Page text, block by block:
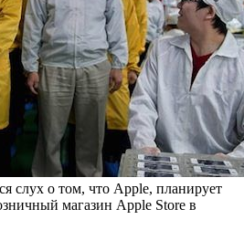
слух о том, что Apple, планирует
магазин Apple Store в